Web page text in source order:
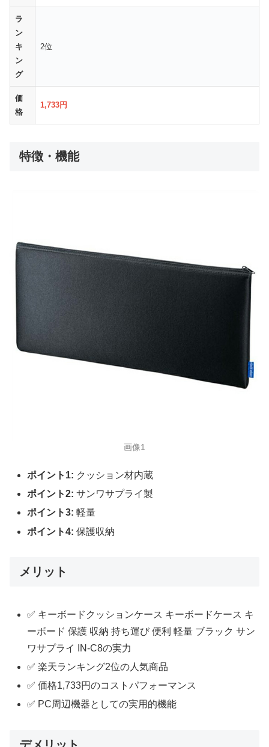
ラ
ン
キ
ン
グ
2位
価
格
1,733円
特徴・機能
画像1
ポイント1: クッション材内蔵
ポイント2: サンワサプライ製
ポイント3: 軽量
ポイント4: 保護収納
メリット
✅ キーボードクッションケース キーボードケース キ
ーボード 保護 収納 持ち運び 便利 軽量 ブラック サン
ワサプライ IN-C8の実力
✅ 楽天ランキング2位の人気商品
✅ 価格1,733円のコストパフォーマンス
✅ PC周辺機器としての実用的機能